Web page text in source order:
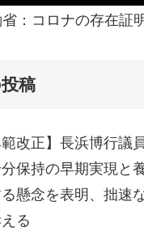
：コロナの存在証
稿
範改正】長浜博行議
保持の早期実現と
懸念を表明、拙速
る